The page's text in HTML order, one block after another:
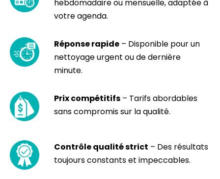
hebdomadaire ou mensuelle, adaptée à
votre agenda.
Réponse rapide – Disponible pour un
nettoyage urgent ou de dernière
minute.
Prix compétitifs – Tarifs abordables
sans compromis sur la qualité.
Contrôle qualité strict – Des résultats
toujours constants et impeccables.